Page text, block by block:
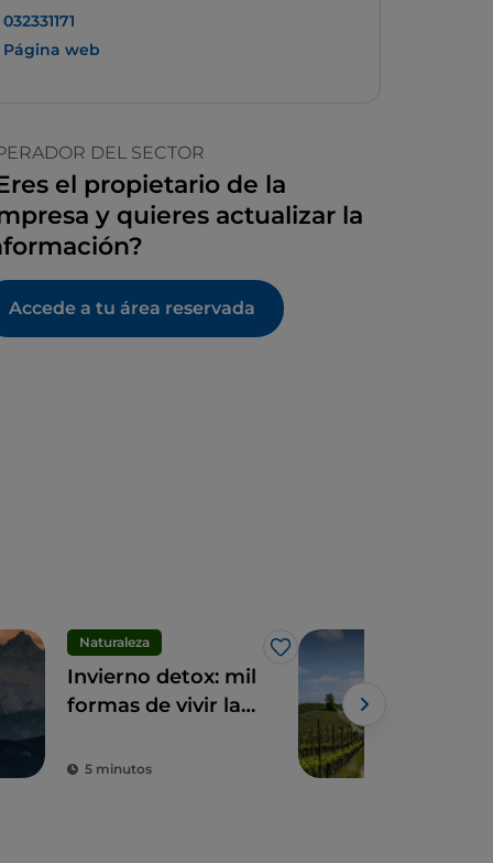
032331171
Página web
DEL SECTOR
el propietario de la
y quieres actualizar la
Accede a tu área reservada
Naturaleza
Me gusta
Invierno detox: mil
formas de vivir la
Piamonte
5 minutos